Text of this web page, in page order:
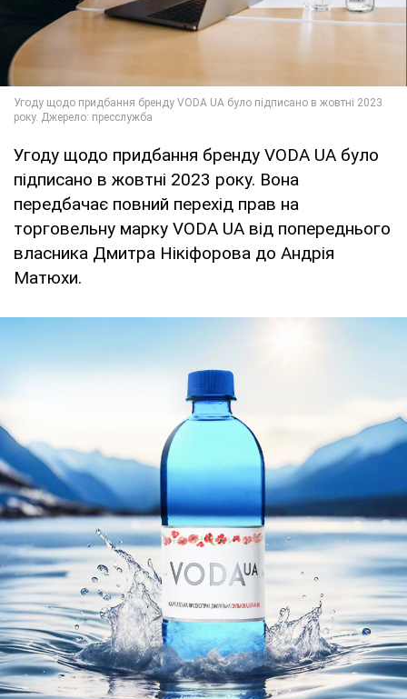
Угоду щодо придбання бренду VODA UA було
підписано в жовтні 2023 року. Вона
передбачає повний перехід прав на
торговельну марку VODA UA від попереднього
власника Дмитра Нікіфорова до Андрія
Матюхи.